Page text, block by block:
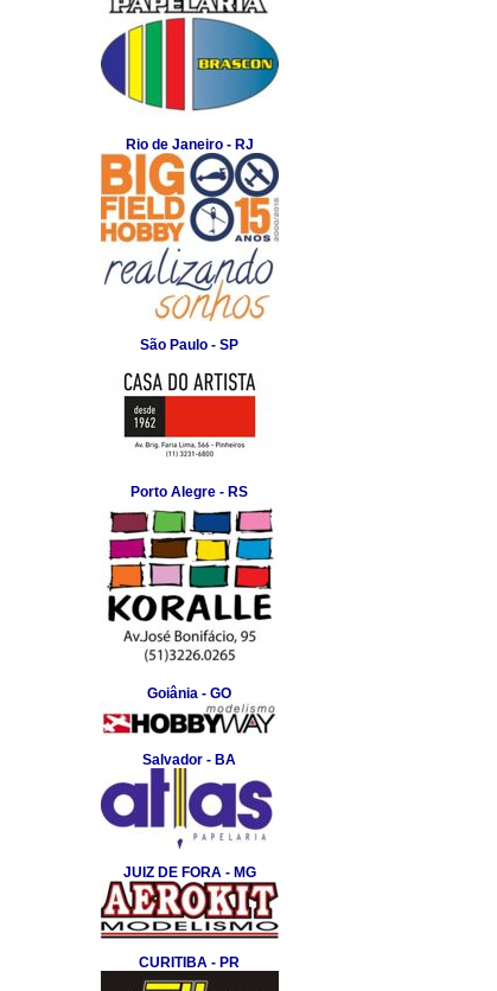
Rio de Janeiro - RJ
São Paulo - SP
Porto Alegre - RS
Goiânia - GO
Salvador - BA
JUIZ DE FORA - MG
CURITIBA - PR